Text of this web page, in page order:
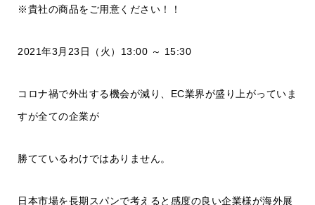
※貴社の商品をご用意ください！！
2021年3月23日（火）13:00 ～ 15:30
コロナ禍で外出する機会が減り、EC業界が盛り上がっていま
すが全ての企業が
勝てているわけではありません。
日本市場を長期スパンで考えると感度の良い企業様が海外展